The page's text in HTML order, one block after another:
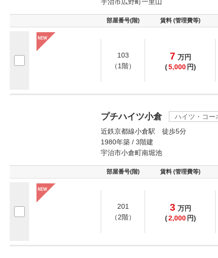
部屋番号(階) 賃料 (管理費等)
103
（1階）
7 万円
(5,000 円)
プチハイツ小倉
ハイツ・コー
近鉄京都線小倉駅 徒歩5分
1980年築 / 3階建
宇治市小倉町南堀池
部屋番号(階) 賃料 (管理費等)
201
（2階）
3 万円
(2,000 円)